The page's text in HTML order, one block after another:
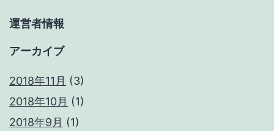
運営者情報
アーカイブ
2018年11月 (3)
2018年10月 (1)
2018年9月 (1)